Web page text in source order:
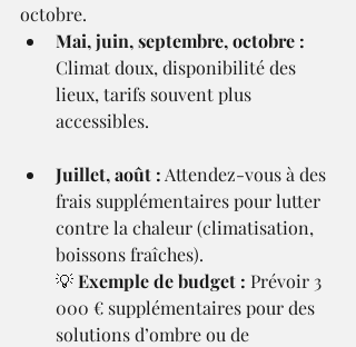
octobre.
Mai, juin, septembre, octobre :
Climat doux, disponibilité des
lieux, tarifs souvent plus
accessibles.
Juillet, août : Attendez-vous à des
frais supplémentaires pour lutter
contre la chaleur (climatisation,
boissons fraîches).
💡 Exemple de budget : Prévoir 3
000 € supplémentaires pour des
solutions d’ombre ou de